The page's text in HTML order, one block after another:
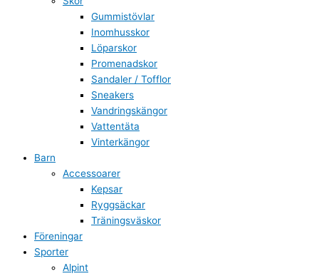
Gummistövlar
Inomhusskor
Löparskor
Promenadskor
Sandaler / Tofflor
Sneakers
Vandringskängor
Vattentäta
Vinterkängor
Barn
Accessoarer
Kepsar
Ryggsäckar
Träningsväskor
Föreningar
Sporter
Alpint